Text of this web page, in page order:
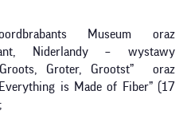
Museum oraz
Niderlandy – wystawy
Groots, Groter, Grootst” oraz
is Made of Fiber” (17